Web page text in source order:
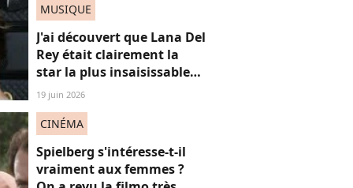
MUSIQUE
J'ai découvert que Lana Del
Rey était clairement la
star la plus insaisissable
de la pop, et voici
pourquoi
19 juin 2026
CINÉMA
Spielberg s'intéresse-t-il
vraiment aux femmes ?